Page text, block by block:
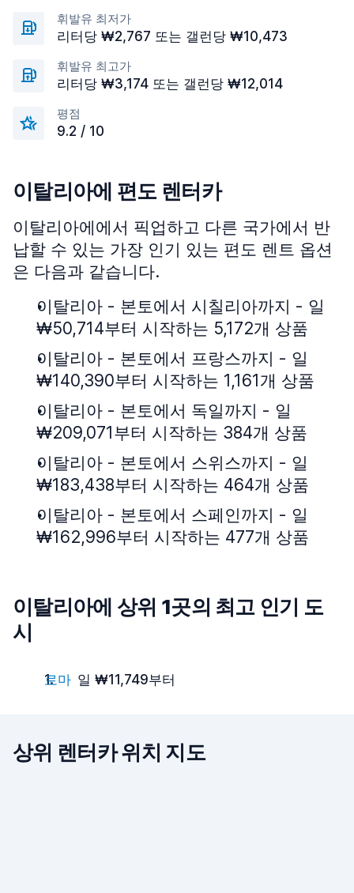
휘발유 최저가
리터당 ₩2,767 또는 갤런당 ₩10,473
휘발유 최고가
리터당 ₩3,174 또는 갤런당 ₩12,014
평점
9.2 / 10
이탈리아에 편도 렌터카
이탈리아에에서 픽업하고 다른 국가에서 반
납할 수 있는 가장 인기 있는 편도 렌트 옵션
은 다음과 같습니다.
이탈리아 - 본토에서 시칠리아까지 - 일
₩50,714부터 시작하는 5,172개 상품
이탈리아 - 본토에서 프랑스까지 - 일
₩140,390부터 시작하는 1,161개 상품
이탈리아 - 본토에서 독일까지 - 일
₩209,071부터 시작하는 384개 상품
이탈리아 - 본토에서 스위스까지 - 일
₩183,438부터 시작하는 464개 상품
이탈리아 - 본토에서 스페인까지 - 일
₩162,996부터 시작하는 477개 상품
이탈리아에 상위 1곳의 최고 인기 도
시
로마 일 ₩11,749부터
상위 렌터카 위치 지도